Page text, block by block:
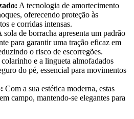
A tecnologia de amortecimento
oferecendo proteção às
e corridas intensas.
sola de borracha apresenta um padrão
para garantir uma tração eficaz em
o risco de escorregões.
e a lingueta almofadados
do pé, essencial para movimentos
Com a sua estética moderna, estas
campo, mantendo-se elegantes para